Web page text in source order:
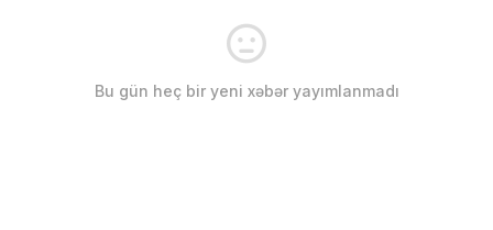
Bu gün heç bir yeni xəbər yayımlanmadı